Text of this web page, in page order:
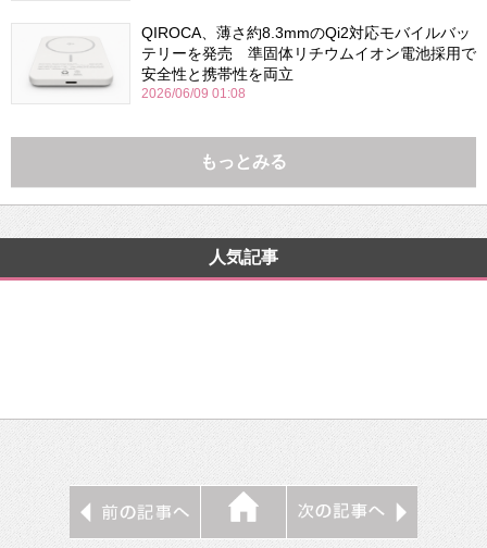
QIROCA、薄さ約8.3mmのQi2対応モバイルバッ
テリーを発売 準固体リチウムイオン電池採用で
安全性と携帯性を両立
2026/06/09 01:08
もっとみる
人気記事